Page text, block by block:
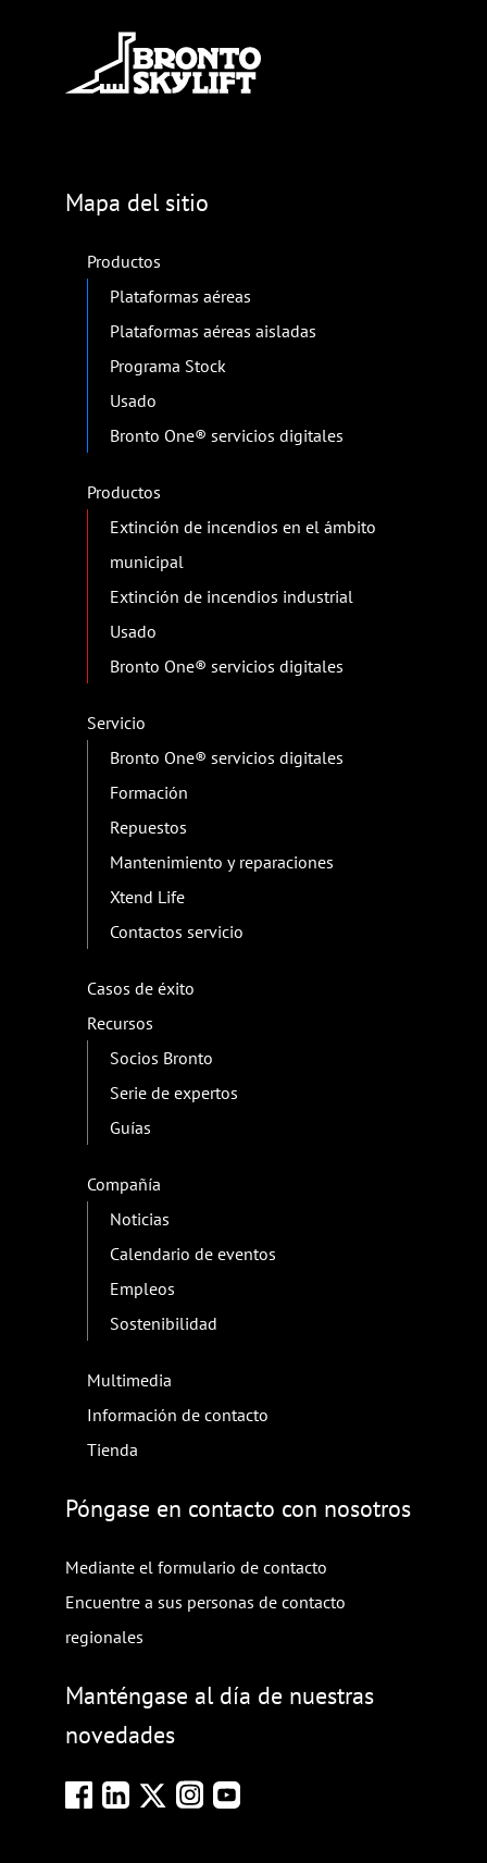
Mapa del sitio
Productos
Plataformas aéreas
Plataformas aéreas aisladas
Programa Stock
Usado
Bronto One® servicios digitales
Productos
Extinción de incendios en el ámbito
municipal
Extinción de incendios industrial
Usado
Bronto One® servicios digitales
Servicio
Bronto One® servicios digitales
Formación
Repuestos
Mantenimiento y reparaciones
Xtend Life
Contactos servicio
Casos de éxito
Recursos
Socios Bronto
Serie de expertos
Guías
Compañía
Noticias
Calendario de eventos
Empleos
Sostenibilidad
Multimedia
Información de contacto
Tienda
Póngase en contacto con nosotros
Mediante el formulario de contacto
Encuentre a sus personas de contacto
regionales
Manténgase al día de nuestras
novedades